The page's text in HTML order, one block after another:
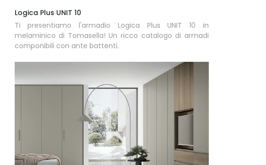
Logica Plus UNIT 10
Ti presentiamo l'armadio Logica Plus UNIT 10 in
melaminico di Tomasella! Un ricco catalogo di armadi
componibili con ante battenti.